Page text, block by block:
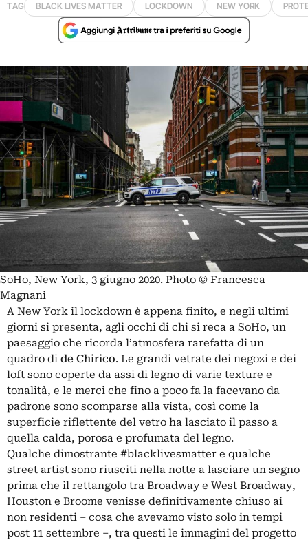
TAG BLACK LIVES MATTER LOCKDOWN NEW YORK
SoHo, New York, 3 giugno 2020. Photo © Francesca
Magnani
A New York il lockdown è appena finito, e negli ultimi
giorni si presenta, agli occhi di chi si reca a SoHo, un
paesaggio che ricorda l’atmosfera rarefatta di un
quadro di de Chirico. Le grandi vetrate dei negozi e dei
loft sono coperte da assi di legno di varie texture e
tonalità, e le merci che fino a poco fa la facevano da
padrone sono scomparse alla vista, così come la
superficie riflettente del vetro ha lasciato il passo a
quella calda, porosa e profumata del legno.
Qualche dimostrante #blacklivesmatter e qualche
street artist sono riusciti nella notte a lasciare un segno
prima che il rettangolo tra Broadway e West Broadway,
Houston e Broome venisse definitivamente chiuso ai
non residenti ‒ cosa che avevamo visto solo in tempi
post 11 settembre ‒, tra questi le immagini del progetto